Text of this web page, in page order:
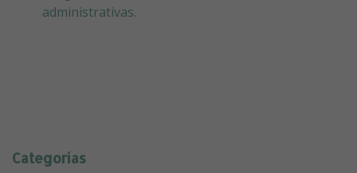
administrativas.
Categorías